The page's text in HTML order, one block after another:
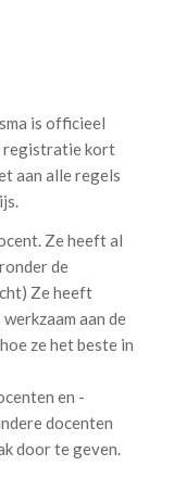
is officieel
registratie kort
aan alle regels
Ze heeft al
de
Ze heeft
aan de
ze het beste in
en -
docenten
door te geven.